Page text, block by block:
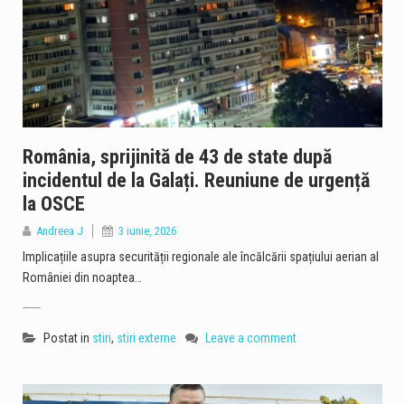
România, sprijinită de 43 de state după
incidentul de la Galați. Reuniune de urgență
la OSCE
Andreea J 3 iunie, 2026
Implicațiile asupra securității regionale ale încălcării spațiului aerian al
României din noaptea…
Postat in stiri, stiri externe Leave a comment